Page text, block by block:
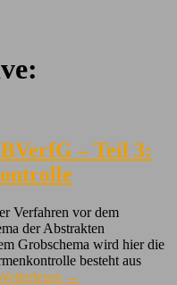
– Teil 3:
Verfahren vor dem
der Abstrakten
Grobschema wird hier die
besteht aus
→